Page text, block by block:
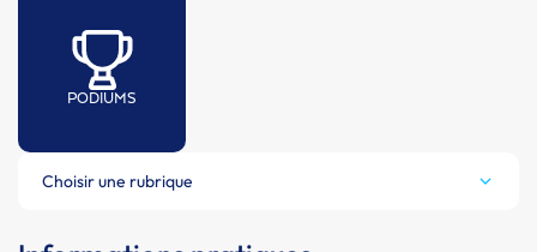
PODIUMS
Choisir une rubrique